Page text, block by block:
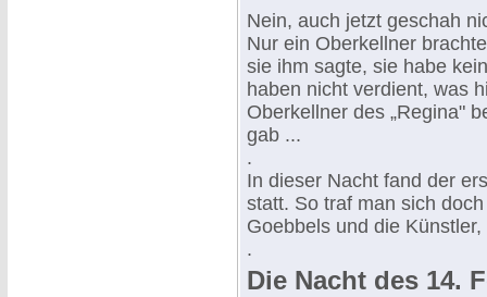
Nein, auch jetzt geschah
Nur ein Oberkellner
sie ihm sagte, sie habe
haben nicht verdient, was
Oberkellner des „Regina"
gab ...
.
In dieser Nacht fand der
statt. So traf man sich
Goebbels und die
.
Die Nacht des 14.